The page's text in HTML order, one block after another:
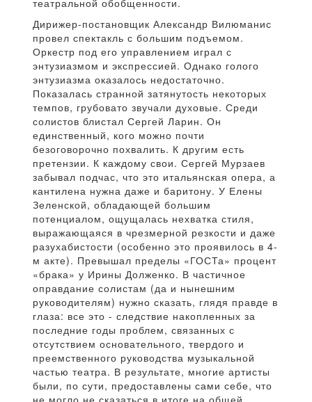
театральной обобщенности.
Дирижер-постановщик Александр Вилюманис
провел спектакль с большим подъемом.
Оркестр под его управлением играл с
энтузиазмом и экспрессией. Однако голого
энтузиазма оказалось недостаточно.
Показалась странной затянутость некоторых
темпов, грубовато звучали духовые. Среди
солистов блистал Сергей Ларин. Он
единственный, кого можно почти
безоговорочно похвалить. К другим есть
претензии. К каждому свои. Сергей Мурзаев
забывал подчас, что это итальянская опера, а
кантилена нужна даже и баритону. У Елены
Зеленской, обладающей большим
потенциалом, ощущалась нехватка стиля,
выражающаяся в чрезмерной резкости и даже
разухабистости (особенно это проявилось в 4-
м акте). Превышал пределы «ГОСТа» процент
«брака» у Ирины Долженко. В частичное
оправдание солистам (да и нынешним
руководителям) нужно сказать, глядя правде в
глаза: все это - следствие накопленных за
последние годы проблем, связанных с
отсутствием основательного, твердого и
преемственного руководства музыкальной
частью театра. В результате, многие артисты
были, по сути, предоставлены сами себе, что